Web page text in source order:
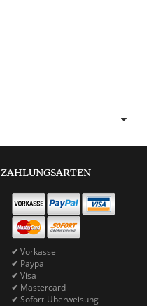
ZAHLUNGSARTEN
✔ Vorkasse
✔ Paypal
✔ Visa
✔ Mastercard
✔ Sofort-Überweisung